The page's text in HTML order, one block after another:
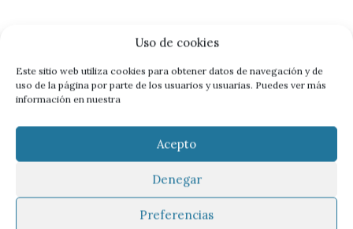
Uso de cookies
Este sitio web utiliza cookies para obtener datos de navegación y de
uso de la página por parte de los usuarios y usuarias. Puedes ver más
información en nuestra
Acepto
Denegar
Preferencias
ACCIÓN SOCIAL
CIENCIA SOCIAL
DEL DATO A LA ACCIÓN
SIN PALABRAS
DOCUMENTACIÓN
CONVERSAMOS
Límites y fascismo territorial